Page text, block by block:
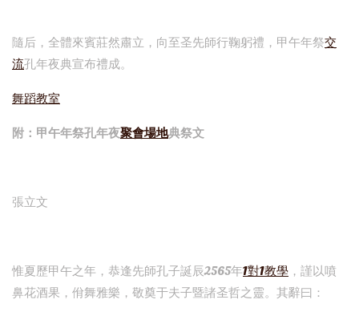
隨后，全體來賓莊然肅立，向至圣先師行鞠躬禮，甲午年祭交
流孔年夜典宣布禮成。
舞蹈教室
附：甲午年祭孔年夜聚會場地典祭文
張立文
惟夏歷甲午之年，恭逢先師孔子誕辰2565年1對1教學 ，謹以噴
鼻花酒果，佾舞雅樂，敬奠于夫子暨諸圣哲之靈。其辭曰：